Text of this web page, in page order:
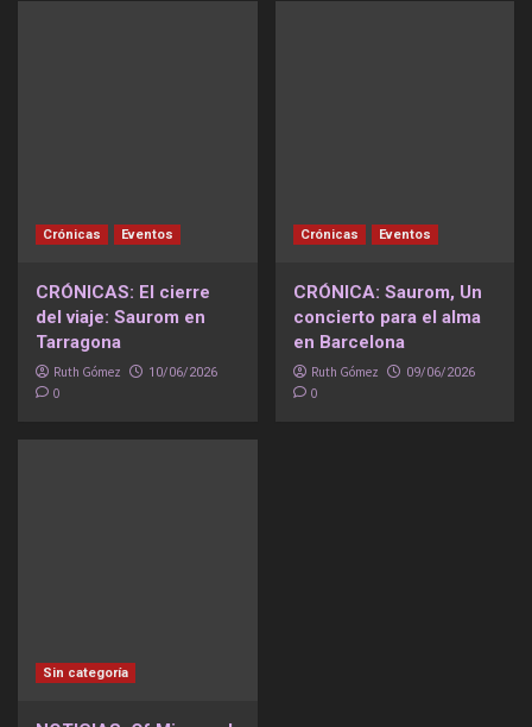
Crónicas Eventos
CRÓNICAS: El cierre
del viaje: Saurom en
Tarragona
Ruth Gómez 10/06/2026
0
Crónicas Eventos
CRÓNICA: Saurom, Un
concierto para el alma
en Barcelona
Ruth Gómez 09/06/2026
0
Sin categoría